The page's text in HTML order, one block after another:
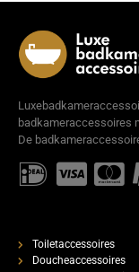
badkameraccessoires
De
Toiletaccessoires
Doucheaccessoires